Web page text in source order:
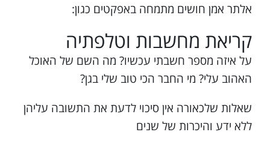
אלתר אמן חושים מתמחה באפקטים כגון:
קריאת מחשבות וטלפתיה
על איזה מספר חשבתי עכשיו? מה השם של האוכל
האהוב עלי? מי החבר הכי טוב שלי בגן?
שאלות שלכאורה אין סיכוי לדעת את התשובה עליהן
ללא ידע והיכרות של שנים